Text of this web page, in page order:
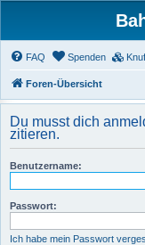
FAQ Spenden
Foren-Übersicht
Du musst dich
zitieren.
Benutzername:
Passwort:
Ich habe mein Passwort